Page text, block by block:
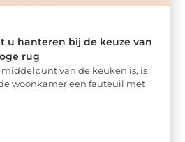
u hanteren bij de keuze van
rug
van de keuken is, is
woonkamer een fauteuil met